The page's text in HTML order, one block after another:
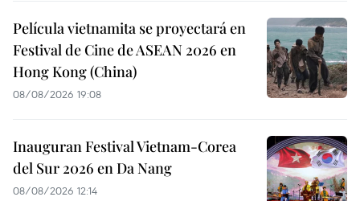
Película vietnamita se proyectará en
Festival de Cine de ASEAN 2026 en
Hong Kong (China)
08/08/2026 19:08
Inauguran Festival Vietnam-Corea
del Sur 2026 en Da Nang
08/08/2026 12:14